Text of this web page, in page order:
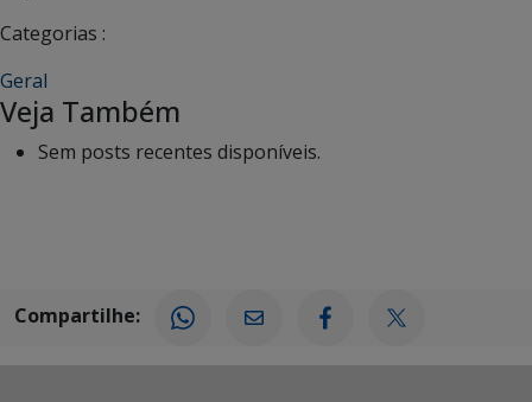
Categorias :
Geral
Veja Também
Sem posts recentes disponíveis.
Compartilhe: